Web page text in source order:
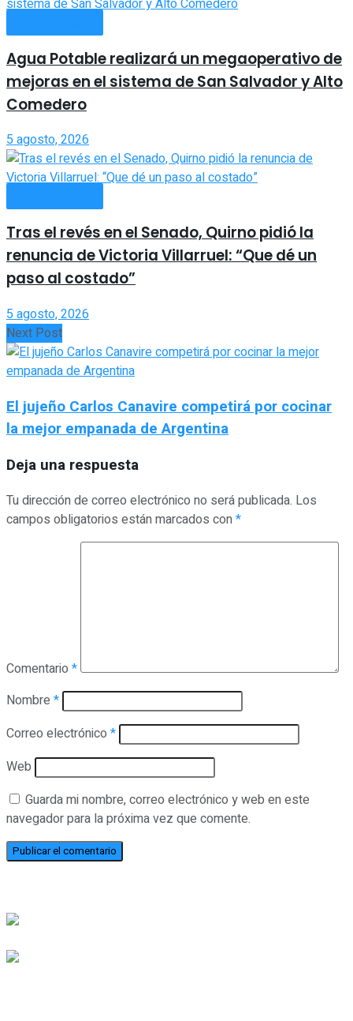
Agua Potable realizará un megaoperativo de
mejoras en el sistema de San Salvador y Alto
Comedero
5 agosto, 2026
Tras el revés en el Senado, Quirno pidió la
renuncia de Victoria Villarruel: “Que dé un
paso al costado”
5 agosto, 2026
Next Post
El jujeño Carlos Canavire competirá por cocinar
la mejor empanada de Argentina
Deja una respuesta
Tu dirección de correo electrónico no será publicada. Los
campos obligatorios están marcados con*
Comentario *
Nombre *
Correo electrónico *
Web
Guarda mi nombre, correo electrónico y web en este
navegador para la próxima vez que comente.